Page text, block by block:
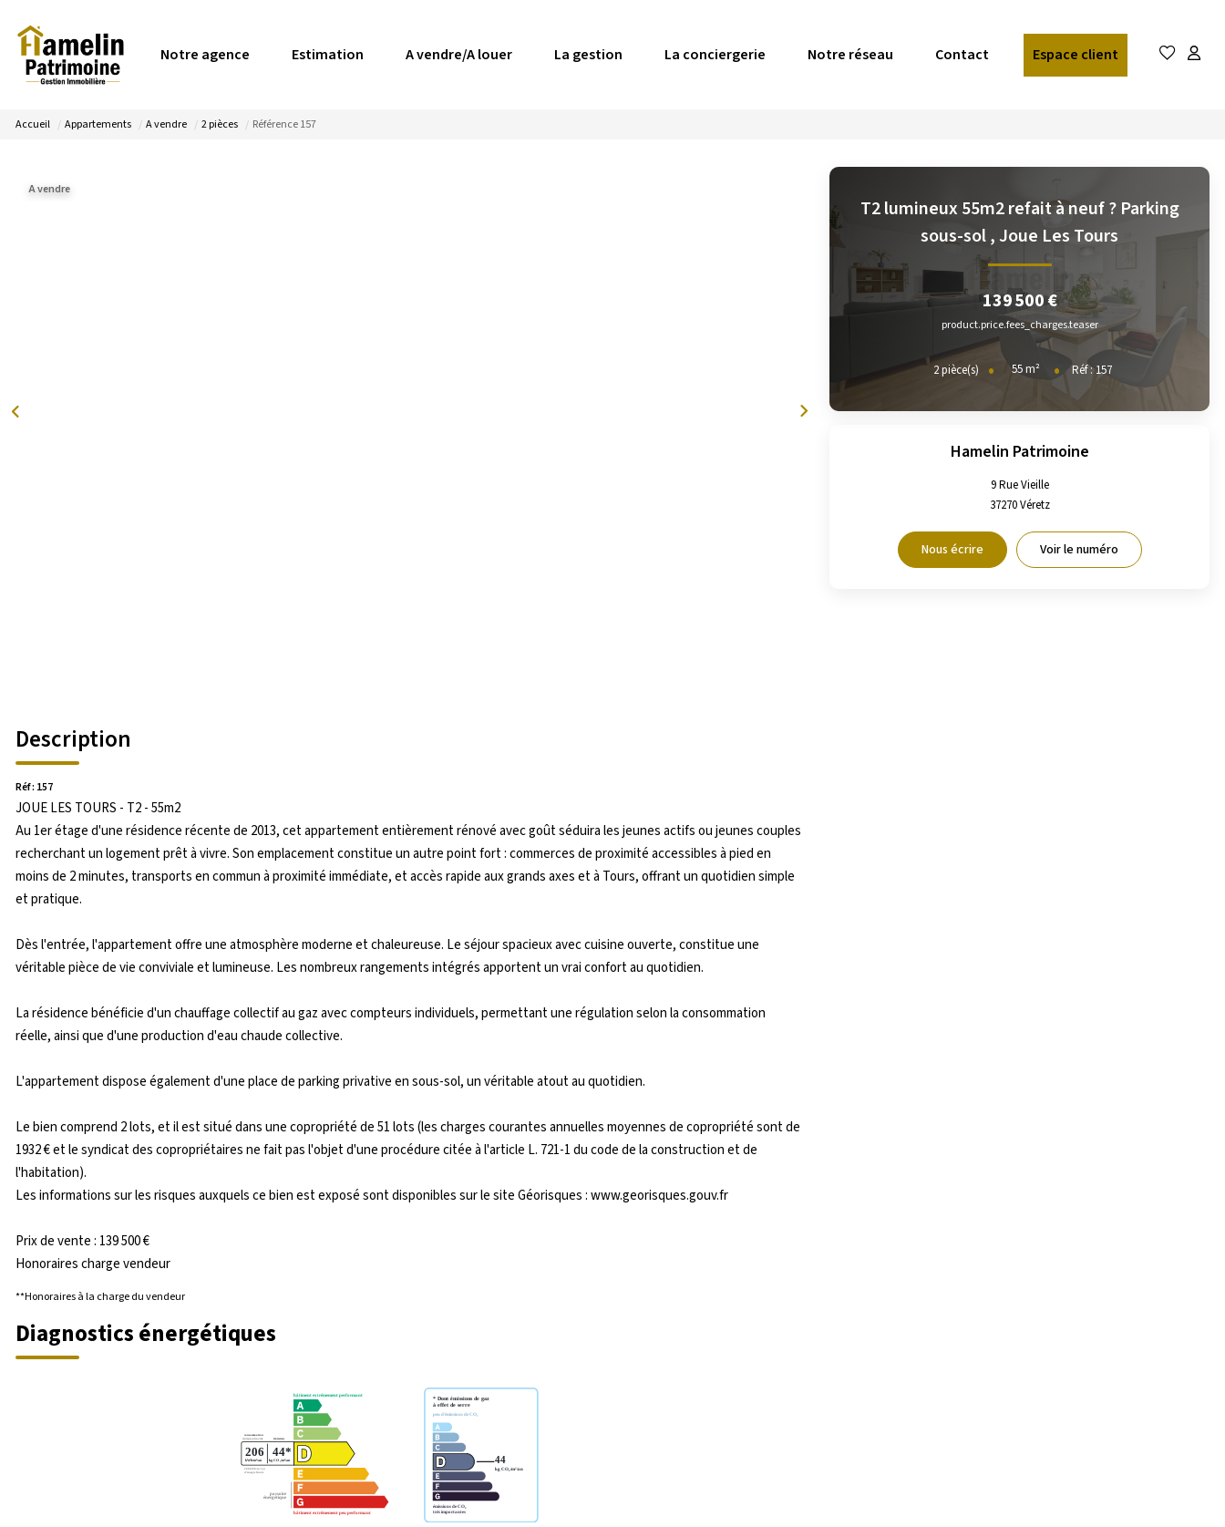
Notre agence Estimation A vendre/A louer La gestion La conciergerie Notre réseau Contact Espace client
Accueil Appartements A vendre 2 pièces Référence 157
A vendre
Description
Réf : 157
JOUE LES TOURS - T2 - 55m2
Au 1er étage d'une résidence récente de 2013, cet appartement entièrement rénové avec goût séduira les jeunes actifs ou jeunes couples
recherchant un logement prêt à vivre. Son emplacement constitue un autre point fort : commerces de proximité accessibles à pied en
moins de 2 minutes, transports en commun à proximité immédiate, et accès rapide aux grands axes et à Tours, offrant un quotidien simple
et pratique.
Dès l'entrée, l'appartement offre une atmosphère moderne et chaleureuse. Le séjour spacieux avec cuisine ouverte, constitue une
véritable pièce de vie conviviale et lumineuse. Les nombreux rangements intégrés apportent un vrai confort au quotidien.
La résidence bénéficie d'un chauffage collectif au gaz avec compteurs individuels, permettant une régulation selon la consommation
réelle, ainsi que d'une production d'eau chaude collective.
L'appartement dispose également d'une place de parking privative en sous-sol, un véritable atout au quotidien.
Le bien comprend 2 lots, et il est situé dans une copropriété de 51 lots (les charges courantes annuelles moyennes de copropriété sont de
1932 € et le syndicat des copropriétaires ne fait pas l'objet d'une procédure citée à l'article L. 721-1 du code de la construction et de
l'habitation).
Les informations sur les risques auxquels ce bien est exposé sont disponibles sur le site Géorisques : www.georisques.gouv.fr
Prix de vente : 139 500 €
Honoraires charge vendeur
**Honoraires à la charge du vendeur
Diagnostics énergétiques
T2 lumineux 55m2 refait à neuf ? Parking
sous-sol, Joue Les Tours
139 500 €
product.price.fees_charges.teaser
2pièce(s) 55m² Réf :157
Hamelin Patrimoine
9 Rue Vieille
37270Véretz
Nous écrire Voir le numéro